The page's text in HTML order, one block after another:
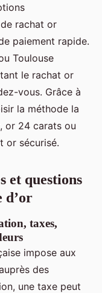
rachat or
paiement rapide.
Toulouse
le rachat or
vous. Grâce à
la méthode la
or 24 carats ou
or sécurisé.
et questions
d’or
taxes,
impose aux
des
une taxe peut